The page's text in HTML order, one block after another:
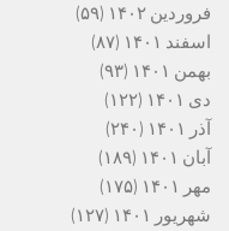
فروردین ۱۴۰۲
(۵۹)
اسفند ۱۴۰۱
(۸۷)
بهمن ۱۴۰۱
(۹۳)
دی ۱۴۰۱
(۱۲۲)
آذر ۱۴۰۱
(۲۴۰)
آبان ۱۴۰۱
(۱۸۹)
مهر ۱۴۰۱
(۱۷۵)
شهریور ۱۴۰۱
(۱۲۷)